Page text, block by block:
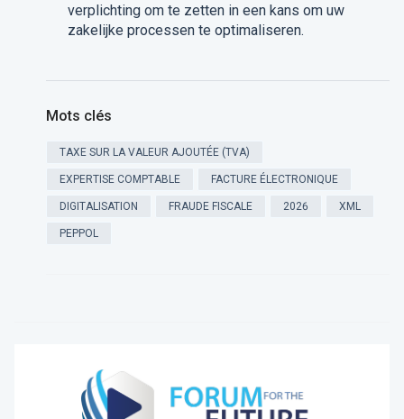
verplichting om te zetten in een kans om uw
zakelijke processen te optimaliseren.
Mots clés
TAXE SUR LA VALEUR AJOUTÉE (TVA)
EXPERTISE COMPTABLE FACTURE ÉLECTRONIQUE
DIGITALISATION FRAUDE FISCALE 2026 XML
PEPPOL